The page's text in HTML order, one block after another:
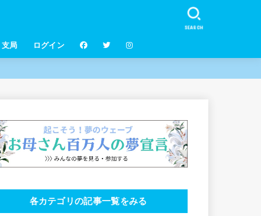
支局 ログイン
SEARCH
各カテゴリの記事一覧をみる